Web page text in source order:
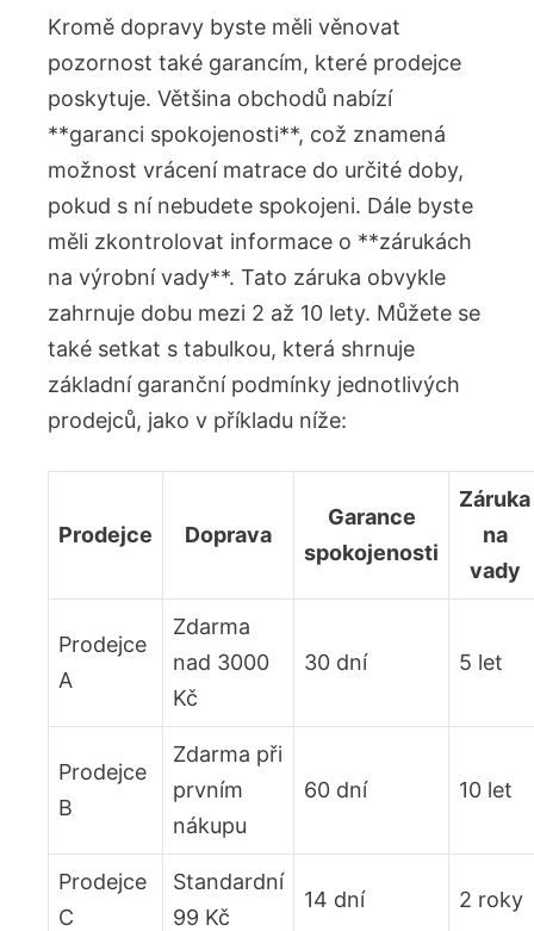
Kromě dopravy byste měli věnovat
pozornost také garancím, které prodejce
poskytuje. Většina obchodů nabízí
**garanci spokojenosti**, což znamená
možnost vrácení matrace do určité doby,
pokud s ní nebudete spokojeni. Dále byste
měli zkontrolovat informace o **zárukách
na výrobní vady**. Tato záruka obvykle
zahrnuje dobu mezi 2 až 10 lety. Můžete se
také setkat s tabulkou, která shrnuje
základní garanční podmínky jednotlivých
prodejců, jako v příkladu níže:
Prodejce Doprava
Garance
spokojenosti
Záruka
na
vady
Prodejce
A
Zdarma
nad 3000
Kč
30 dní 5 let
Prodejce
B
Zdarma při
prvním
nákupu
60 dní 10 let
Prodejce
C
Standardní
99 Kč
14 dní 2 roky